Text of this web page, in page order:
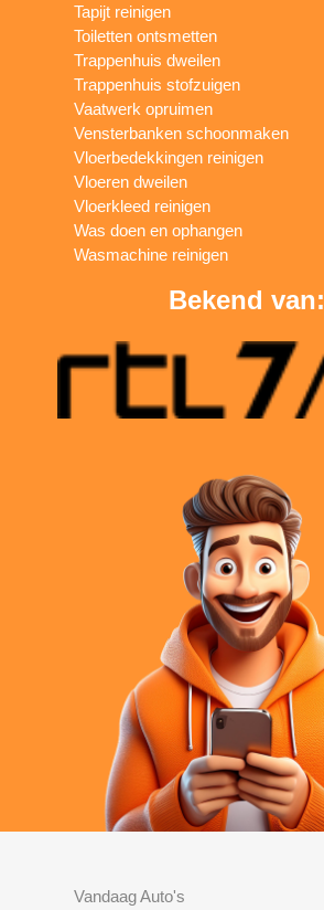
Tapijt reinigen
Toiletten ontsmetten
Trappenhuis dweilen
Trappenhuis stofzuigen
Vaatwerk opruimen
Vensterbanken schoonmaken
Vloerbedekkingen reinigen
Vloeren dweilen
Vloerkleed reinigen
Was doen en ophangen
Wasmachine reinigen
Bekend van:
Vandaag Auto's